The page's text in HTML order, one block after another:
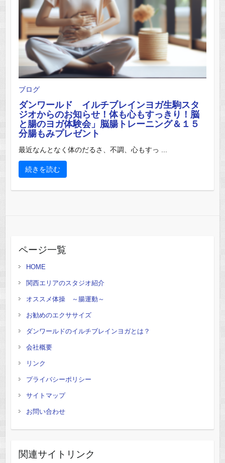
ブログ
ダンワールド イルチブレインヨガ生駒スタ
ジオからのお知らせ！体も心もすっきり！脳
と腸のヨガ体験会」脳腸トレーニング＆１５
分腸もみプレゼント
最近なんとなく体のだるさ、不調、心もすっ ...
続きを読む
ページ一覧
HOME
関西エリアのスタジオ紹介
オススメ体操 ～腸運動～
お勧めのエクササイズ
ダンワールドのイルチブレインヨガとは？
会社概要
リンク
プライバシーポリシー
サイトマップ
お問い合わせ
関連サイトリンク